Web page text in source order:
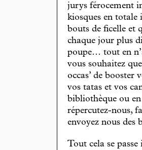
jurys férocement
kiosques en totale
bouts de ficelle et
chaque jour plus
poupe… tout en
vous souhaitez
occas’ de booster
vos tatas et vos
bibliothèque ou
répercutez-nous,
envoyez nous des
Tout cela se passe